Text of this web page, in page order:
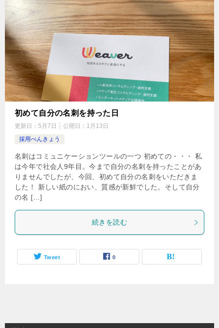
初めて自分の名刺を持った日
更新日： 5月7日 公開日： 1月13日
採用べんきょう
名刺はコミュニケーションツールの一つ 初めての・・・ 私
は今年で社会人9年目。今まで自分の名刺を持ったことがあ
りませんでしたが、今回、初めて自分の名刺をいただきま
した！ 新しい紙のにおい、質感が新鮮でした。そして自分
の名 […]
続きを読む
Tweet 0